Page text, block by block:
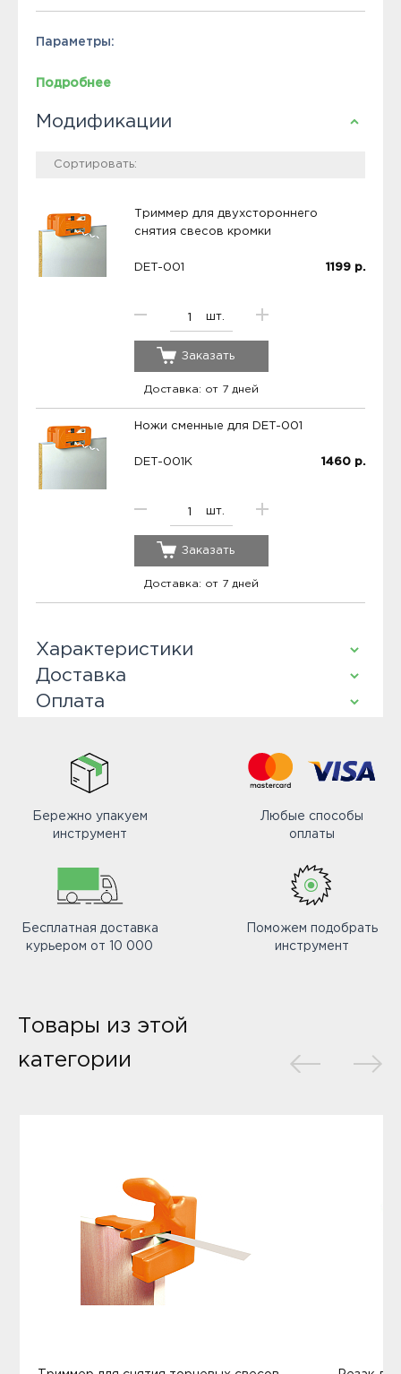
Параметры:
Подробнее
Модификации
Триммер для двухстороннего
снятия свесов кромки
DET-001
шт.
1199 р.
Заказать
Доставка: от 7 дней
Ножи сменные для DET-001
DET-001K
шт.
1460 р.
Заказать
Доставка: от 7 дней
Характеристики
Доставка
Оплата
Бережно упакуем
инструмент
Любые способы
оплаты
Бесплатная доставка
курьером от 10 000
Поможем подобрать
инструмент
Товары из этой
категории